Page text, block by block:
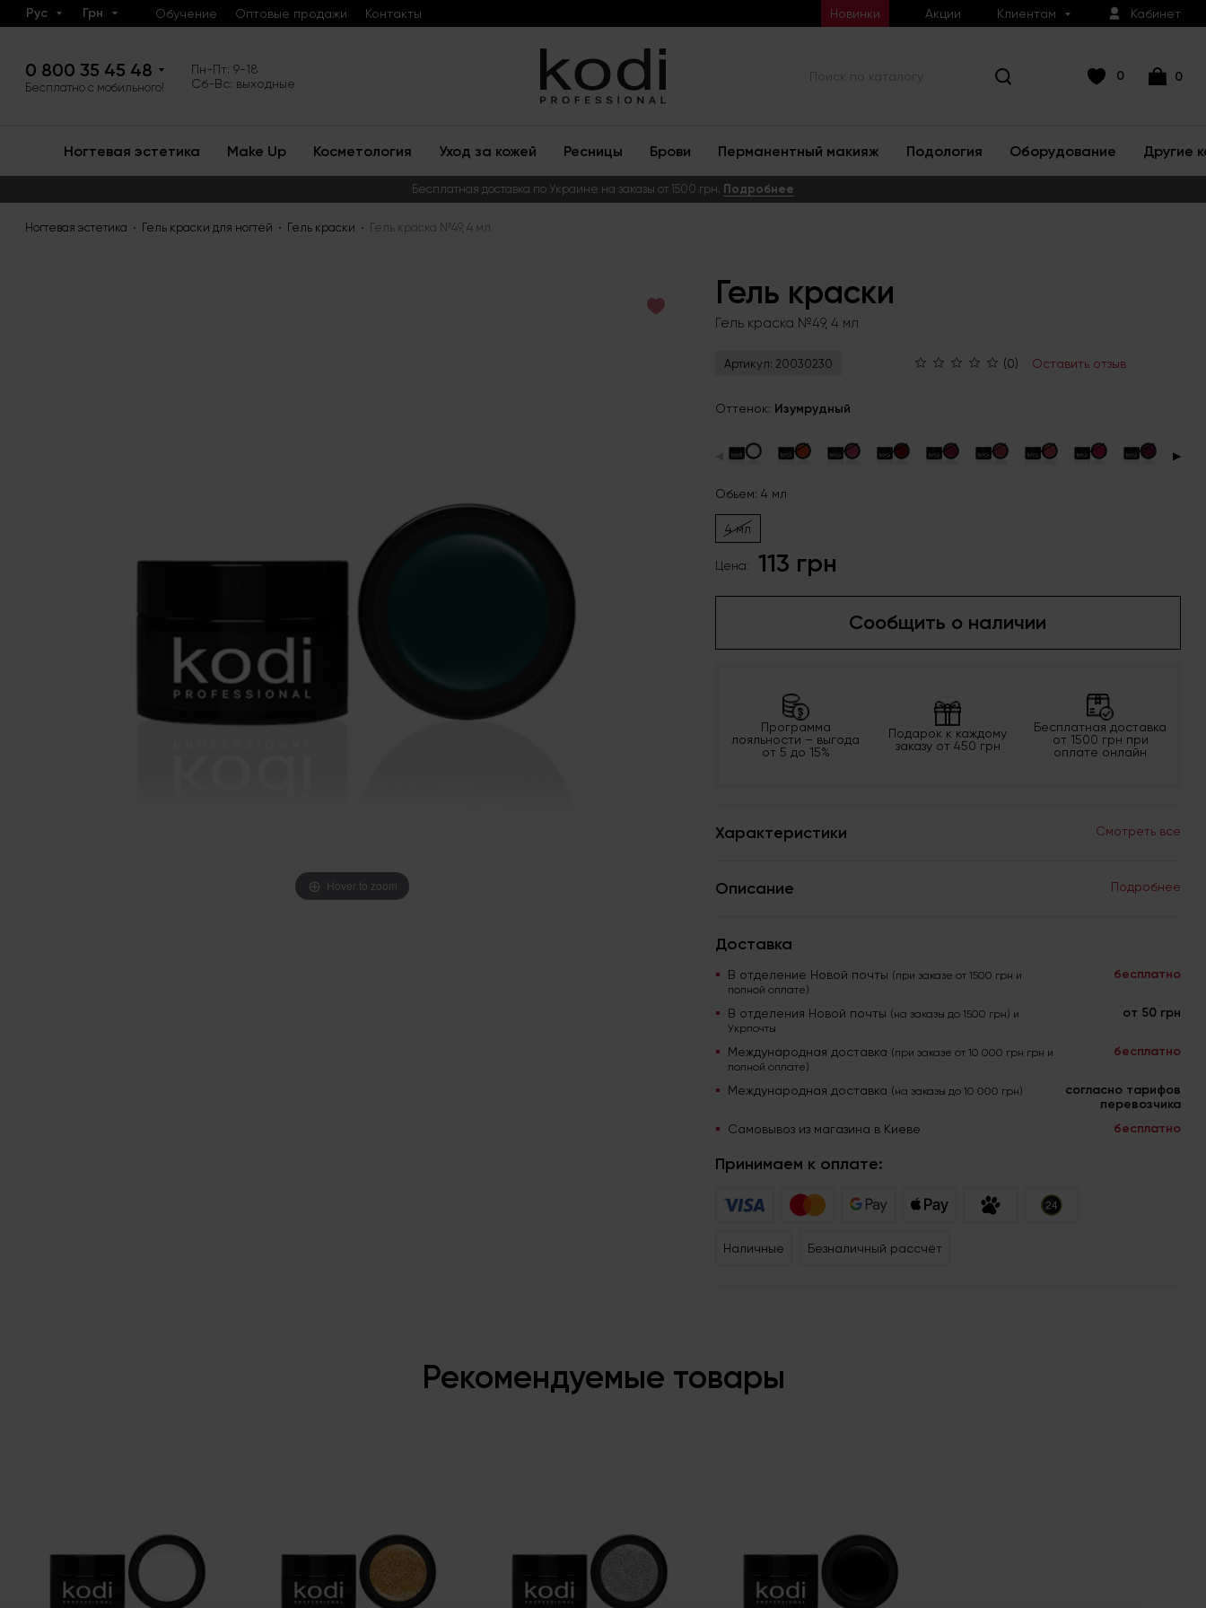
Рус Грн Обучение Оптовые продажи Контакты Новинки Акции Клиентам Кабинет
0 800 35 45 48
Бесплатно с мобильного!
Пн-Пт: 9-18
Сб-Вс: выходные
0 0
Ногтевая эстетика Make Up Косметология Уход за кожей Ресницы Брови Перманентный макияж Подология Оборудование Другие
Бесплатная доставка по Украине на заказы от 1500 грн. Подробнее
Ногтевая эстетика Гель краски для ногтей Гель краски Гель краска №49, 4 мл
Hover to zoom
Гель краски
Гель краска №49, 4 мл
Артикул: 20030230 (0) Оставить отзыв
Оттенок: Изумрудный
▶
Обьем: 4 мл
4 мл
Цена: 113 грн
Сообщить о наличии
Программа
лояльности – выгода
от 5 до 15%
Подарок к каждому
заказу от 450 грн
Бесплатная доставка
от 1500 грн при
оплате онлайн
Характеристики Смотреть все
Описание Подробнее
Доставка
В отделение Новой почты (при заказе от 1500 грн и
полной оплате)
бесплатно
В отделения Новой почты (на заказы до 1500 грн) и
Укрпочты
от 50 грн
Международная доставка (при заказе от 10 000 грн грн и
полной оплате)
бесплатно
Международная доставка (на заказы до 10 000 грн)
согласно тарифов
перевозчика
Самовывоз из магазина в Киеве бесплатно
Принимаем к оплате:
Наличные Безналичный рассчёт
Рекомендуемые товары